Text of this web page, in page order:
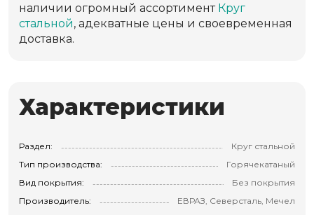
наличии огромный ассортимент Круг
стальной, адекватные цены и своевременная
доставка.
Характеристики
Раздел:
Круг стальной
Тип производства:
Горячекатаный
Вид покрытия:
Без покрытия
Производитель:
ЕВРАЗ, Северсталь, Мечел